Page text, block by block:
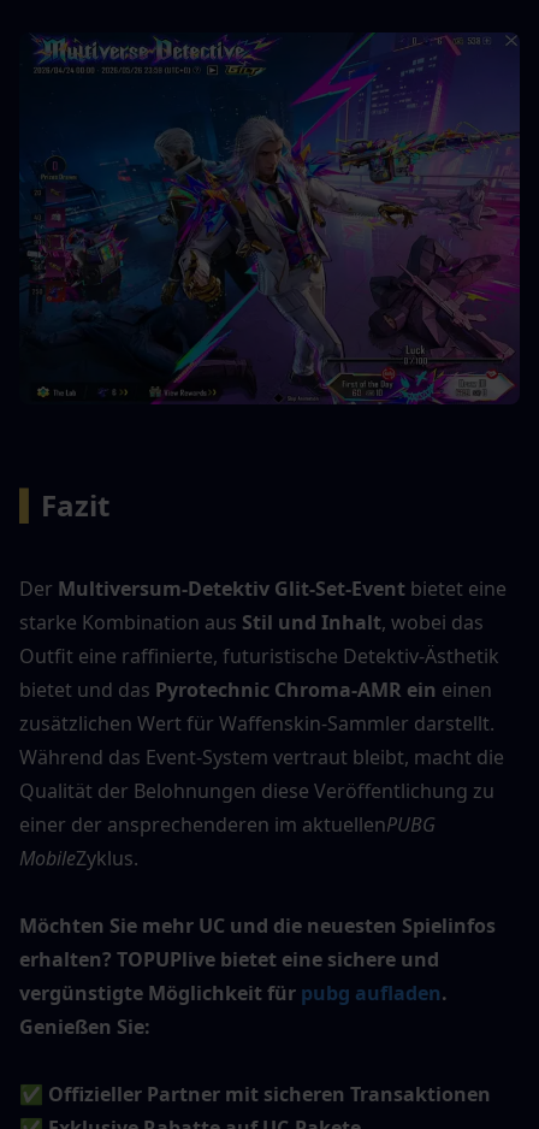
Fazit
Der Multiversum-Detektiv Glit-Set-Event bietet eine
starke Kombination aus Stil und Inhalt, wobei das
Outfit eine raffinierte, futuristische Detektiv-Ästhetik
bietet und das Pyrotechnic Chroma-AMR ein einen
zusätzlichen Wert für Waffenskin-Sammler darstellt.
Während das Event-System vertraut bleibt, macht die
Qualität der Belohnungen diese Veröffentlichung zu
einer der ansprechenderen im aktuellenPUBG
MobileZyklus.
Möchten Sie mehr UC und die neuesten Spielinfos
erhalten? TOPUPlive bietet eine sichere und
vergünstigte Möglichkeit für pubg aufladen.
Genießen Sie:
✅ Offizieller Partner mit sicheren Transaktionen